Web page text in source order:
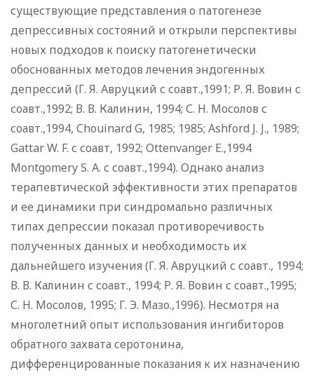
существующие представления о патогенезе
депрессивных состояний и открыли перспективы
новых подходов к поиску патогенетически
обоснованных методов лечения эндогенных
депрессий (Г. Я. Авруцкий с соавт.,1991; Р. Я. Вовин с
соавт.,1992; В. В. Калинин, 1994; С. Н. Мосолов с
соавт.,1994, Chouinard G, 1985; 1985; Ashford J. J., 1989;
Gattar W. F. с соавт, 1992; Ottenvanger E.,1994
Montgomery S. A. с соавт.,1994). Однако анализ
терапевтической эффективности этих препаратов
и ее динамики при синдромально различных
типах депрессии показал противоречивость
полученных данных и необходимость их
дальнейшего изучения (Г. Я. Авруцкий с соавт., 1994;
В. В. Калинин с соавт., 1994; Р. Я. Вовин с соавт.,1995;
С. Н. Мосолов, 1995; Г. Э. Мазо.,1996). Несмотря на
многолетний опыт использования ингибиторов
обратного захвата серотонина,
дифференцированные показания к их назначению